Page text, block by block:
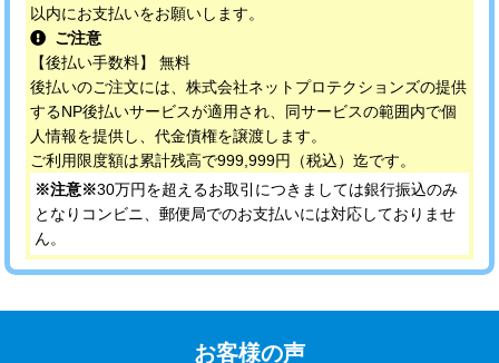
以内にお支払いをお願いします。
ご注意
【後払い手数料】 無料
後払いのご注文には、株式会社ネットプロテクションズの提供
するNP後払いサービスが適用され、同サービスの範囲内で個
人情報を提供し、代金債権を譲渡します。
ご利用限度額は累計残高で999,999円（税込）迄です。
※注意※30万円を超えるお取引につきましては銀行振込のみ
となりコンビニ、郵便局でのお支払いには対応しておりませ
ん。
お客様の声